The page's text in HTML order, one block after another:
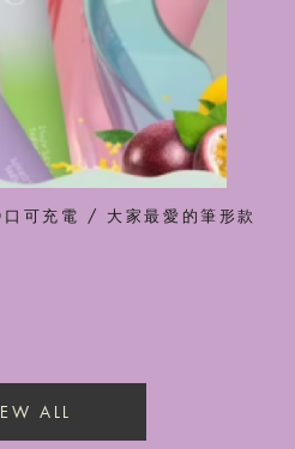
可充電 / 大家最愛的筆形款
ALL